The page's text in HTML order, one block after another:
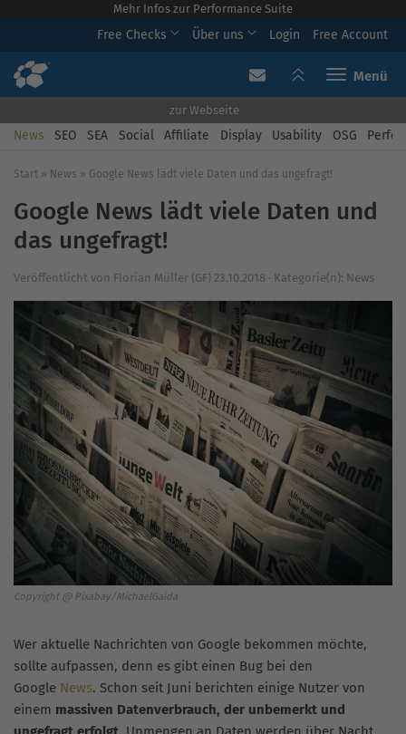
Mehr Infos zur Performance Suite
Free Checks Über uns Login Free Account
Toggle
zur Webseite
News SEO SEA Social Affiliate Display Usability OSG
Start » News » Google News lädt viele Daten und das ungefragt!
Google News lädt viele Daten und
das ungefragt!
Veröffentlicht von Florian Müller (GF) 23.10.2018 · Kategorie(n): News
Copyright @ Pixabay/MichaelGaida
Wer aktuelle Nachrichten von Google bekommen möchte,
sollte aufpassen, denn es gibt einen Bug bei den
Google News. Schon seit Juni berichten einige Nutzer von
einem massiven Datenverbrauch, der unbemerkt und